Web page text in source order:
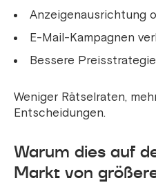
Anzeigenausrichtung
E-Mail-Kampagnen
Bessere
Weniger Rätselraten,
Entscheidungen.
Warum dies auf
Markt von